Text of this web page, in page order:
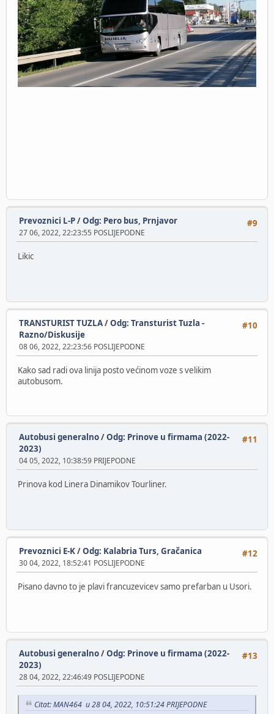
#9
Prevoznici L-P/Odg: Pero bus, Prnjavor
27 06, 2022, 22:23:55 POSLIJEPODNE
Likic
#10
TRANSTURIST TUZLA/Odg: Transturist Tuzla -
Razno/Diskusije
08 06, 2022, 22:23:56 POSLIJEPODNE
Kako sad radi ova linija posto većinom voze s velikim
autobusom.
#11
Autobusi generalno/Odg: Prinove u firmama (2022-
2023)
04 05, 2022, 10:38:59 PRIJEPODNE
Prinova kod Linera Dinamikov Tourliner.
#12
Prevoznici E-K/Odg: Kalabria Turs, Gračanica
30 04, 2022, 18:52:41 POSLIJEPODNE
Pisano davno to je plavi francuzevicev samo prefarban u Usori.
#13
Autobusi generalno/Odg: Prinove u firmama (2022-
2023)
28 04, 2022, 22:46:49 POSLIJEPODNE
Citat: MAN464 u 28 04, 2022, 10:51:24 PRIJEPODNE